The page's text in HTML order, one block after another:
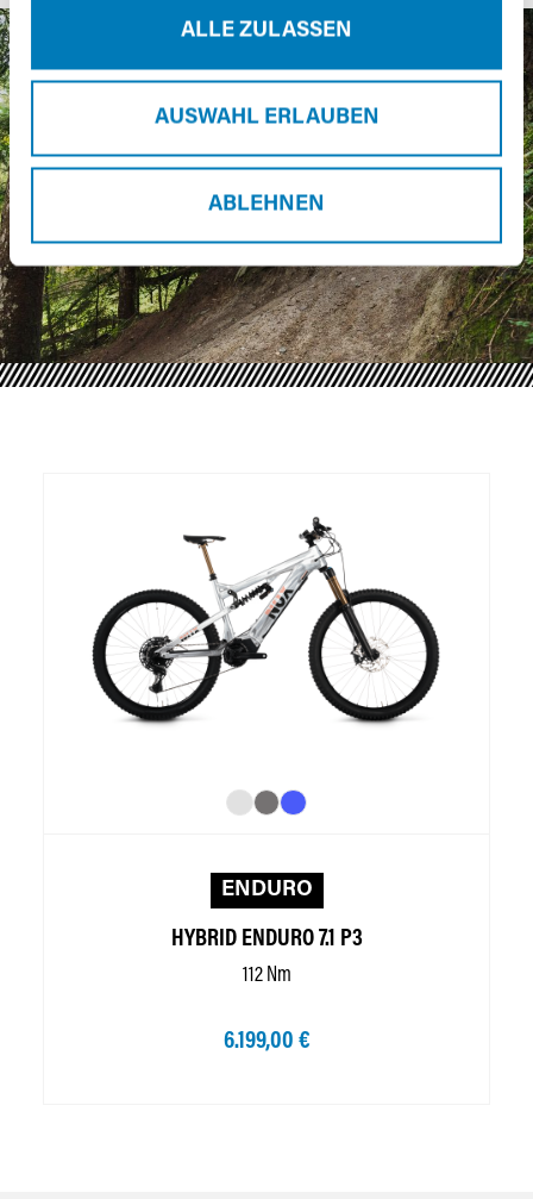
ALLE ZULASSEN
AUSWAHL ERLAUBEN
ABLEHNEN
ENDURO
HYBRID ENDURO 7.1 P3
112 Nm
6.199,00 €